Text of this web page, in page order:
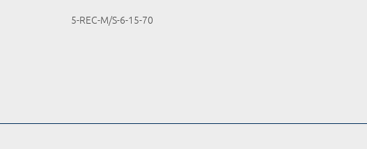
5-REC-M/S-6-15-70